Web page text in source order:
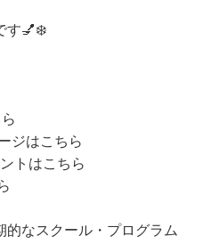
す💅❄️
ジはこちら
トはこちら
的なスクール・プログラム